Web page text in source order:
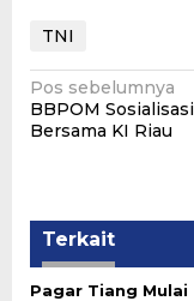
TNI
Navigasi
pos
Pos sebelumnya
BBPOM
Bersama KI Riau
Terkait
Pagar Tiang Mulai